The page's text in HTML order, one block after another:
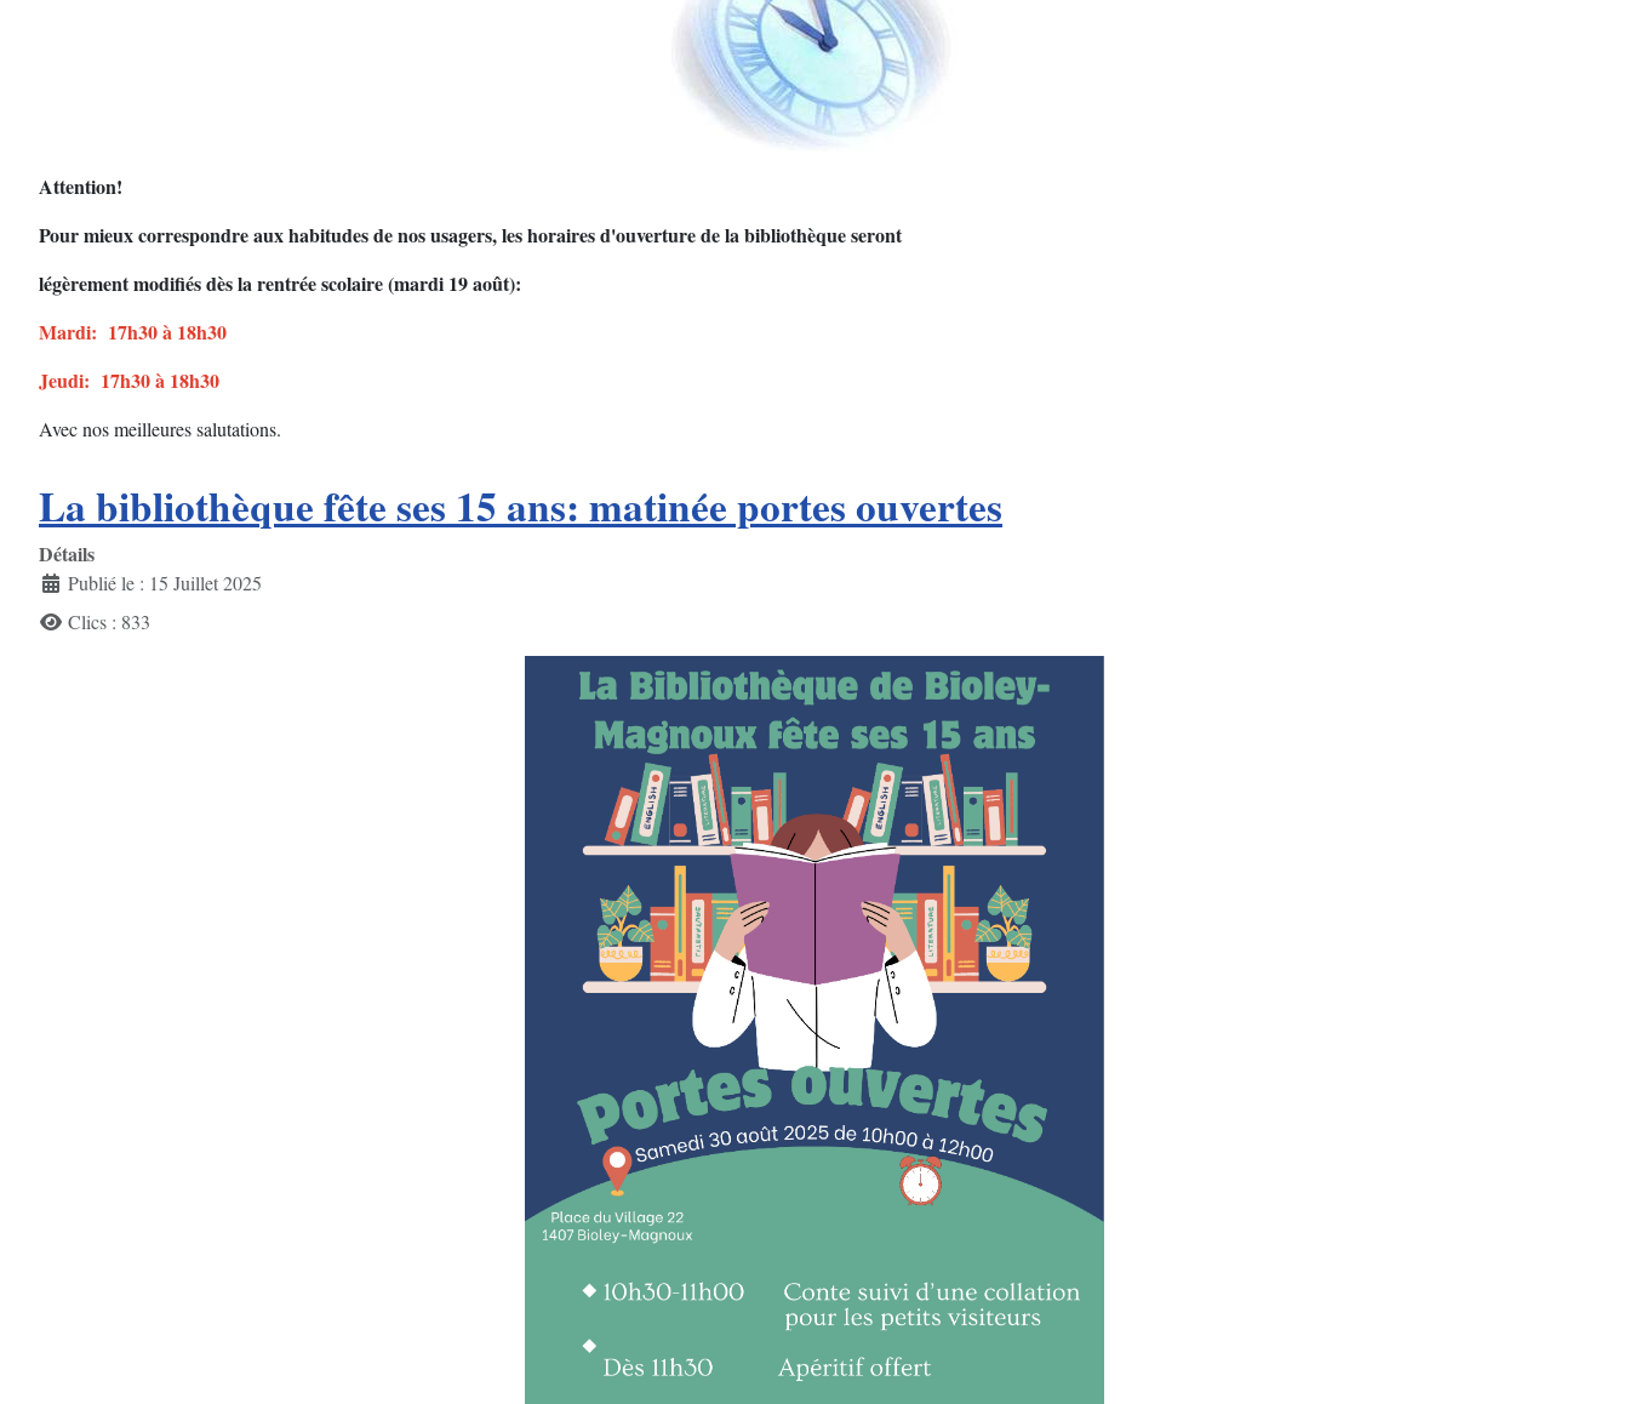
Attention!
Pour mieux correspondre aux habitudes de nos usagers, les horaires d'ouverture de la bibliothèque seront
légèrement modifiés dès la rentrée scolaire (mardi 19 août):
Mardi: 17h30 à 18h30
Jeudi: 17h30 à 18h30
Avec nos meilleures salutations.
La bibliothèque fête ses 15 ans: matinée portes ouvertes
Détails
Publié le : 15 Juillet 2025
Clics : 833